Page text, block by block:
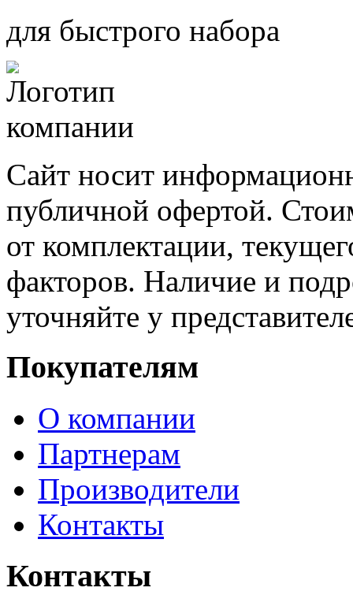
для быстрого набора
Сайт носит
публичной офертой.
от комплектации,
факторов. Наличие и
уточняйте у
Покупателям
О компании
Партнерам
Производители
Контакты
Контакты